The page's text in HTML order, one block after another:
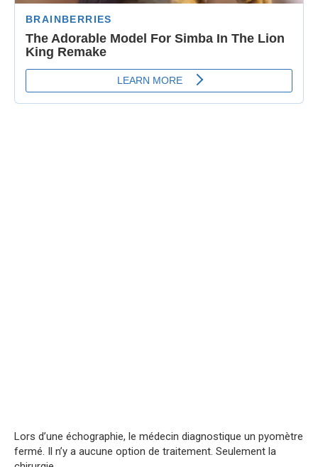
Lors d’une échographie, le médecin diagnostique un pyomètre
fermé. Il n’y a aucune option de traitement. Seulement la